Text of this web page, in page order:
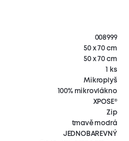
008999
50 x 70 cm
50 x 70 cm
1 ks
Mikroplyš
100% mikrovlákno
XPOSE®
Zip
tmavě modrá
JEDNOBAREVNÝ